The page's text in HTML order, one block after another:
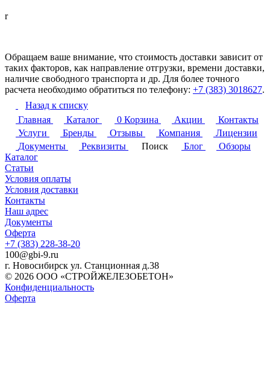
r
Обращаем ваше внимание, что стоимость доставки зависит от
таких факторов, как направление отгрузки, времени доставки,
наличие свободного транспорта и др. Для более точного
расчета необходимо обратиться по телефону: +7 (383) 3018627.
Назад к списку
Главная
Каталог 0 Корзина Акции
Контакты
Услуги
Бренды Отзывы Компания
Лицензии
Документы
Реквизиты Поиск Блог
Обзоры
Каталог
Статьи
Условия оплаты
Условия доставки
Контакты
Наш адрес
Документы
Оферта
+7 (383) 228-38-20
100@gbi-9.ru
г. Новосибирск ул. Станционная д.38
© 2026 ООО «СТРОЙЖЕЛЕЗОБЕТОН»
Конфиденциальность
Оферта